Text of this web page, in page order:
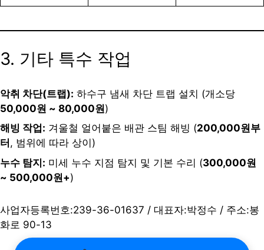
3. 기타 특수 작업
악취 차단(트랩): 하수구 냄새 차단 트랩 설치 (개소당
50,000원 ~ 80,000원)
해빙 작업: 겨울철 얼어붙은 배관 스팀 해빙 (200,000원부
터 , 범위에 따라 상이)
누수 탐지: 미세 누수 지점 탐지 및 기본 수리 (300,000원
~ 500,000원+)
사업자등록번호:239-36-01637 / 대표자:박정수 / 주소:봉
화로 90-13